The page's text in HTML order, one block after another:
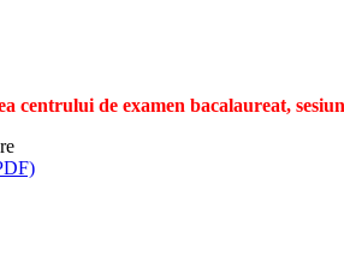
centrului de examen bacalaureat,